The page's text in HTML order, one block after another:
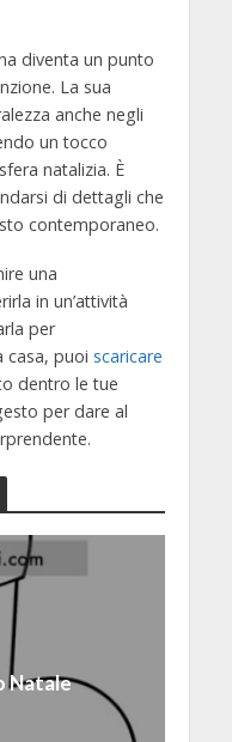
diventa un punto
La sua
anche negli
un tocco
natalizia. È
di dettagli che
contemporaneo.
una
in un’attività
per
casa, puoi scaricare
dentro le tue
per dare al
Natale